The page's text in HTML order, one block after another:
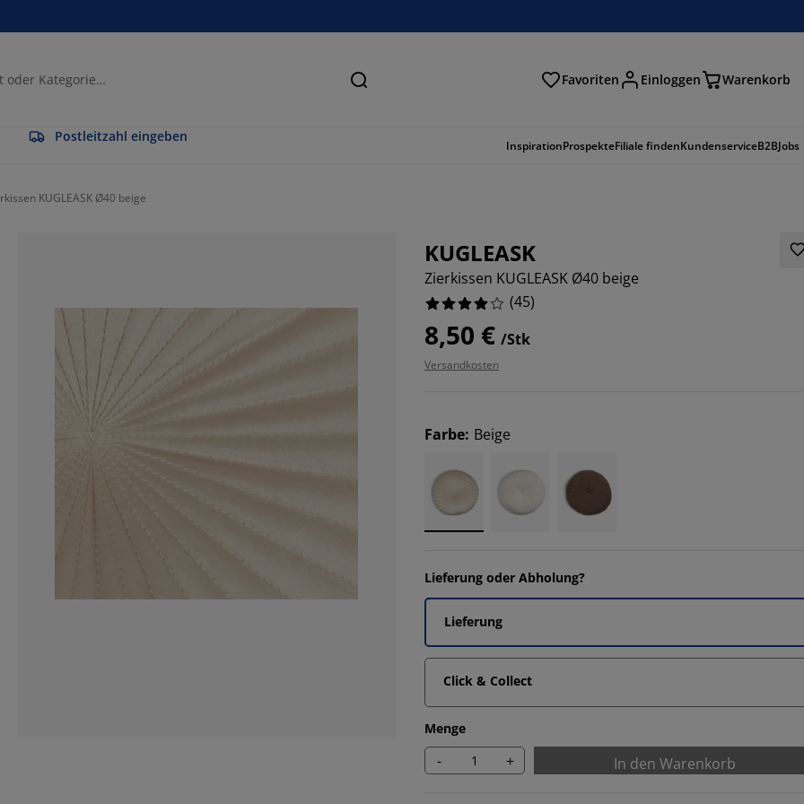
Suchen Favoriten Einloggen Warenkorb
Postleitzahl eingeben
InspirationProspekteFiliale findenKundenserviceB2BJobs
KUGLEASK Ø40 beige
KUGLEASK
Zierkissen KUGLEASK Ø40 beige
(45)
8,50 € /Stk
Versandkosten
Farbe: Beige
Lieferung oder Abholung?
Lieferung
Click & Collect
Menge
- + In den Warenkorb
64.44444444444444%
15.555555555555555%